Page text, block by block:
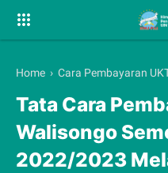
Home › Cara Pembayaran
Tata Cara
Walisongo
2022/2023